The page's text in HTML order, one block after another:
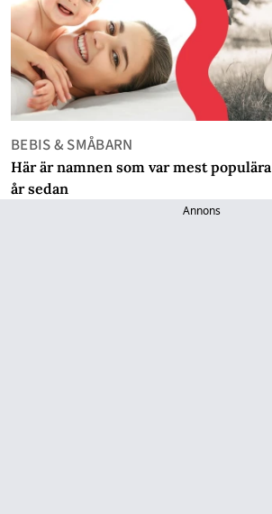
BEBIS & SMÅBARN
Här är namnen som var mest
år sedan
Annons